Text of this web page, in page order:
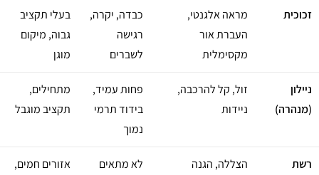
זכוכית
מראה אלגנטי,
העברת אור
מקסימלית
כבדה, יקרה,
רגישה
לשברים
בעלי תקציב
גבוה, מיקום
מוגן
ניילון
(מנהרה)
זול, קל להרכבה,
ניידות
פחות עמיד,
בידוד תרמי
נמוך
מתחילים,
תקציב מוגבל
רשת
הצללה, הגנה
לא מתאים
אזורים חמים,